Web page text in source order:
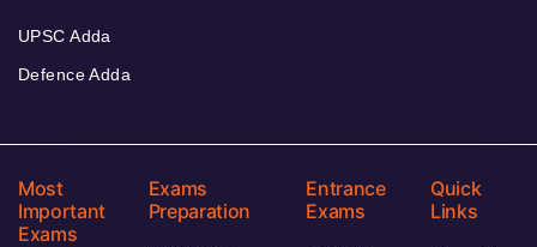
UPSC Adda
Defence Adda
Most
Important
Exams
Exams
Preparation
Entrance
Exams
Quick
Links